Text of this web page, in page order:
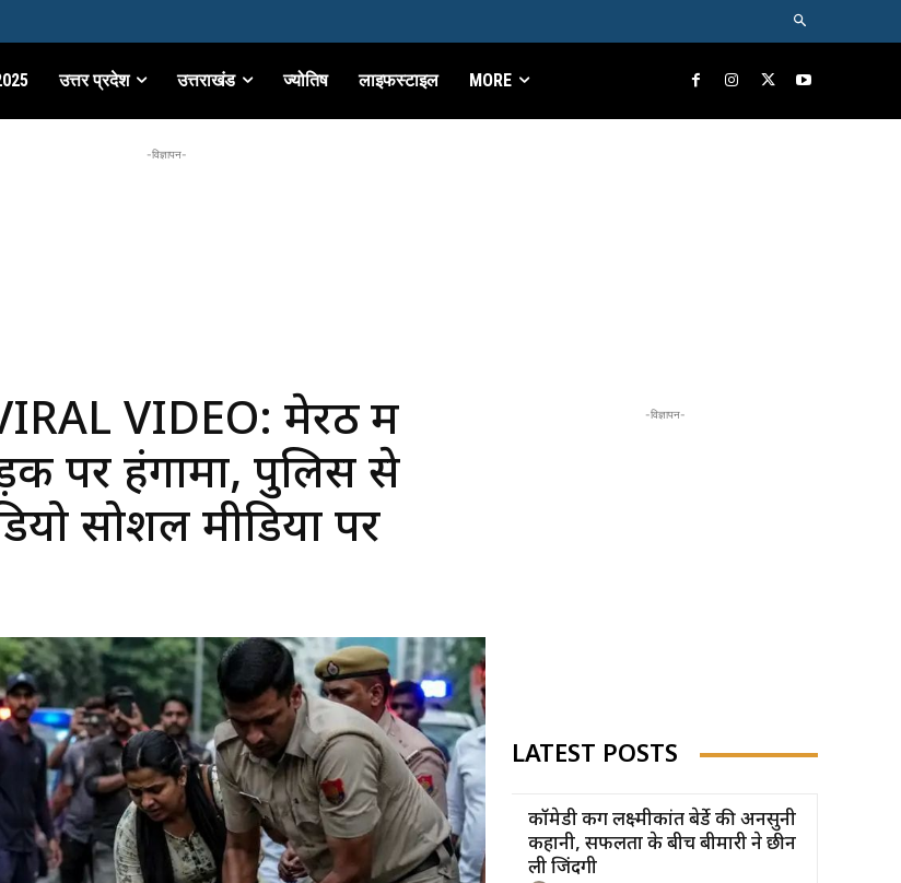
उत्तर प्रदेश उत्तराखंड ज्योतिष लाइफस्टाइल MORE
-विज्ञापन-
VIDEO: मेरठ में
पर हंगामा, पुलिस से
सोशल मीडिया पर
-विज्ञापन-
LATEST POSTS
कॉमेडी किंग लक्ष्मीकांत बेर्डे की अनसुनी
कहानी, सफलता के बीच बीमारी ने छीन
ली जिंदगी